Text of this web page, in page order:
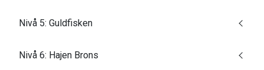
Nivå 5: Guldfisken
Nivå 6: Hajen Brons